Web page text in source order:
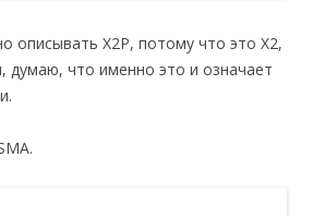
описывать X2P, потому что это X2,
думаю, что именно это и означает